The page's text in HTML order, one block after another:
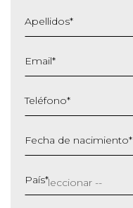
Apellidos*
Email*
Teléfono*
Fecha de nacimiento*
barra
MM
País*